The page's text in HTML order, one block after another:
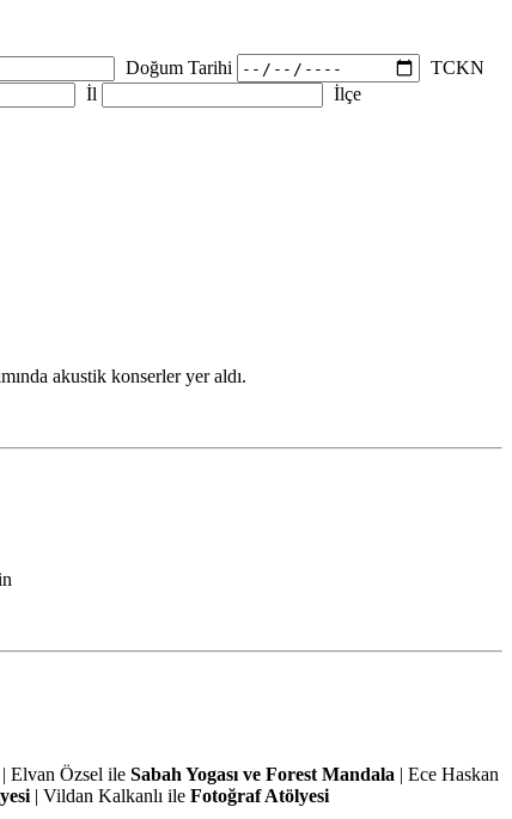
Doğum Tarihi
TCKN
İl İlçe
akustik konserler yer aldı.
Elvan Özsel ile Sabah Yogası ve Forest Mandala| Ece Haskan
| Vildan Kalkanlı ile Fotoğraf Atölyesi